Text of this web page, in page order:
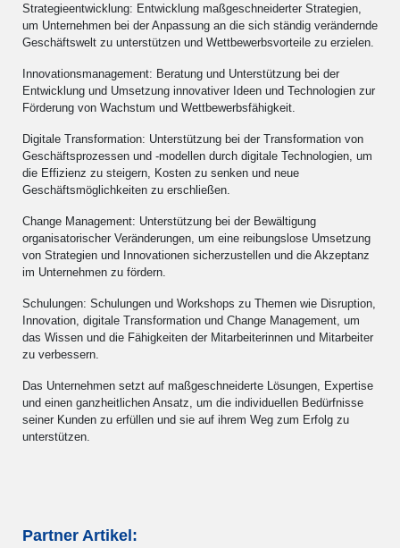
Strategieentwicklung: Entwicklung maßgeschneiderter Strategien,
um Unternehmen bei der Anpassung an die sich ständig verändernde
Geschäftswelt zu unterstützen und Wettbewerbsvorteile zu erzielen.
Innovationsmanagement: Beratung und Unterstützung bei der
Entwicklung und Umsetzung innovativer Ideen und Technologien zur
Förderung von Wachstum und Wettbewerbsfähigkeit.
Digitale Transformation: Unterstützung bei der Transformation von
Geschäftsprozessen und -modellen durch digitale Technologien, um
die Effizienz zu steigern, Kosten zu senken und neue
Geschäftsmöglichkeiten zu erschließen.
Change Management: Unterstützung bei der Bewältigung
organisatorischer Veränderungen, um eine reibungslose Umsetzung
von Strategien und Innovationen sicherzustellen und die Akzeptanz
im Unternehmen zu fördern.
Schulungen: Schulungen und Workshops zu Themen wie Disruption,
Innovation, digitale Transformation und Change Management, um
das Wissen und die Fähigkeiten der Mitarbeiterinnen und Mitarbeiter
zu verbessern.
Das Unternehmen setzt auf maßgeschneiderte Lösungen, Expertise
und einen ganzheitlichen Ansatz, um die individuellen Bedürfnisse
seiner Kunden zu erfüllen und sie auf ihrem Weg zum Erfolg zu
unterstützen.
Partner Artikel: